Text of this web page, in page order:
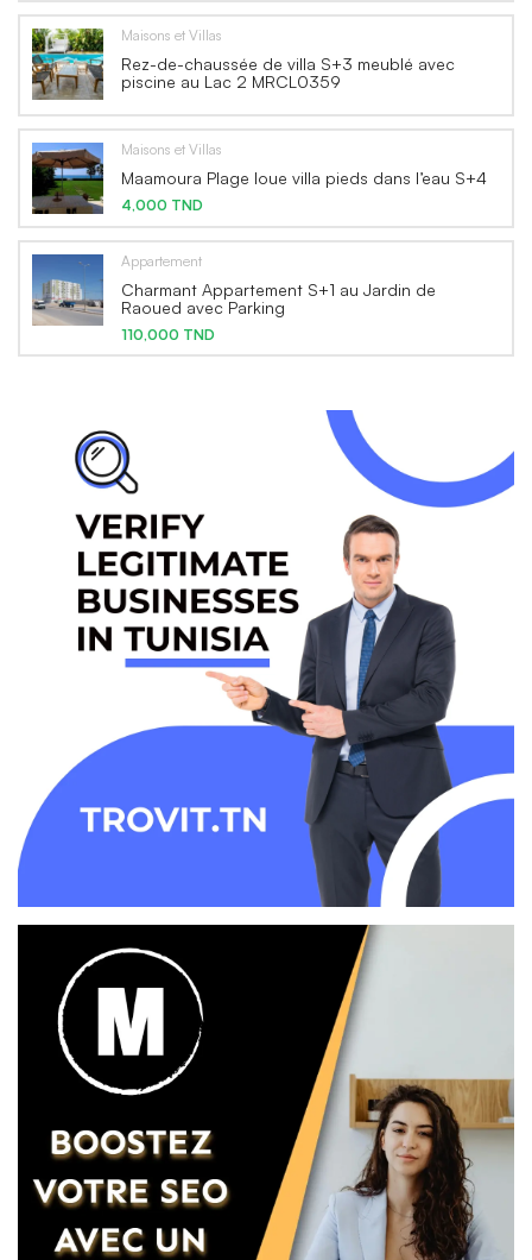
Maisons et Villas
Rez-de-chaussée de villa S+3 meublé avec
piscine au Lac 2 MRCL0359
Maisons et Villas
Maamoura Plage loue villa pieds dans l’eau S+4
4,000 TND
Appartement
Charmant Appartement S+1 au Jardin de
Raoued avec Parking
110,000 TND